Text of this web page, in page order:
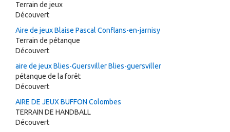
Terrain de jeux
Découvert
Aire de jeux Blaise Pascal Conflans-en-jarnisy
Terrain de pétanque
Découvert
aire de jeux Blies-Guersviller Blies-guersviller
pétanque de la forêt
Découvert
AIRE DE JEUX BUFFON Colombes
TERRAIN DE HANDBALL
Découvert